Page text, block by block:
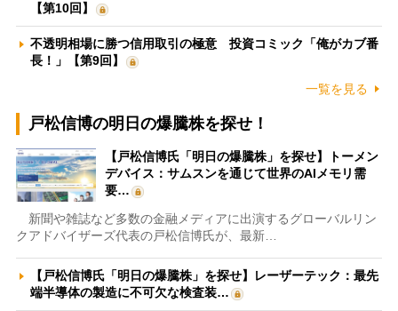
【第10回】
不透明相場に勝つ信用取引の極意 投資コミック「俺がカブ番
長！」【第9回】
一覧を見る
戸松信博の明日の爆騰株を探せ！
【戸松信博氏「明日の爆騰株」を探せ】トーメン
デバイス：サムスンを通じて世界のAIメモリ需
要…
新聞や雑誌など多数の金融メディアに出演するグローバルリン
クアドバイザーズ代表の戸松信博氏が、最新…
【戸松信博氏「明日の爆騰株」を探せ】レーザーテック：最先
端半導体の製造に不可欠な検査装…